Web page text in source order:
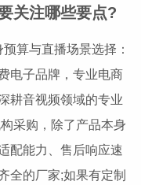
关注哪些要点?
算与直播场景选择：
电子品牌，专业电商
耕音视频领域的专业
采购，除了产品本身
配能力、售后响应速
全的厂家;如果有定制